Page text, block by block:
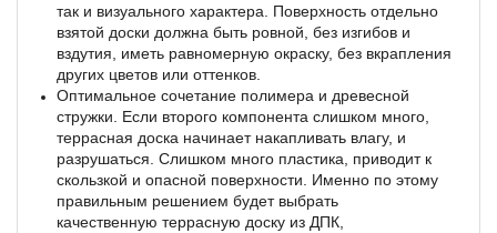
так и визуального характера. Поверхность отдельно
взятой доски должна быть ровной, без изгибов и
вздутия, иметь равномерную окраску, без вкрапления
других цветов или оттенков.
Оптимальное сочетание полимера и древесной
стружки. Если второго компонента слишком много,
террасная доска начинает накапливать влагу, и
разрушаться. Слишком много пластика, приводит к
скользкой и опасной поверхности. Именно по этому
правильным решением будет выбрать
качественную террасную доску из ДПК,